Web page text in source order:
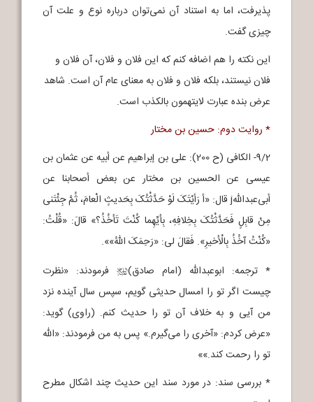
پذیرفت، اما به استناد آن نمی‌توان درباره نوع و علت آن
چیزی گفت.
این نکته را هم اضافه کنم که این فلان و فلان، آن فلان و
فلان نیستند، بلکه فلان و فلان به معنای عام آن است. شاهد
عرض بنده عبارت لایتهمون بالکذب است.
* روایت دوم: حسین بن مختار
9/2- الکافی (ح 200): علی بن إبراهیم عن أبیه عن عثمان بن
عیسی عن الحسین بن مختار عن بعض أصحابنا عن
أبی‌عبداللهj قال: «أ رَأیْتَکَ لَوْ حَدَّثْتُکَ بِحَدیثٍ الْعامَ، ثُمَّ جِئْتَنی
مِنْ قابِلٍ فَحَدَّثْتُکَ بِخِلافِهِ، بِأیِّهِما کُنْتَ تَأخُذُ؟» قالَ: «قُلْتُ:
«کُنْتُ آخُذُ بِالْأخیرِ». فَقالَ لی: «رَحِمَکَ اللهُ»».
* ترجمه: ابوعبدالله (امام صادق)j
فرمودند: «نظرت
چیست اگر تو را امسال حدیثی گویم، سپس سال آینده نزد
من آیی و به خلاف آن تو را حدیث کنم. (راوی) گوید:
«عرض کردم: «آخری را می‌گیرم.» پس به من فرمودند: «الله
تو را رحمت کند.»»
* بررسی سند: در مورد سند این حدیث چند اشکال مطرح